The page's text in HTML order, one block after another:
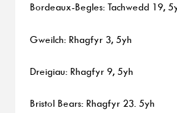
Bordeaux-Begles: Tachwedd 19,
Gweilch: Rhagfyr 3, 5yh
Dreigiau: Rhagfyr 9, 5yh
Bristol Bears: Rhagfyr 23. 5yh